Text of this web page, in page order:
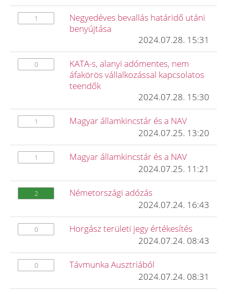
1
Negyedéves bevallás határidő utáni
benyújtása
2024.07.28. 15:31
0
KATA-s, alanyi adómentes, nem
áfakörös vállalkozással kapcsolatos
teendők
2024.07.28. 15:30
1
Magyar államkincstár és a NAV
2024.07.25. 13:20
1
Magyar államkincstár és a NAV
2024.07.25. 11:21
2
Németországi adózás
2024.07.24. 16:43
0
Horgász területi jegy értékesítés
2024.07.24. 08:43
0
Távmunka Ausztriából
2024.07.24. 08:31